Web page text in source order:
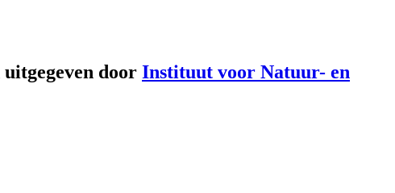
uitgegeven door Instituut voor Natuur- en